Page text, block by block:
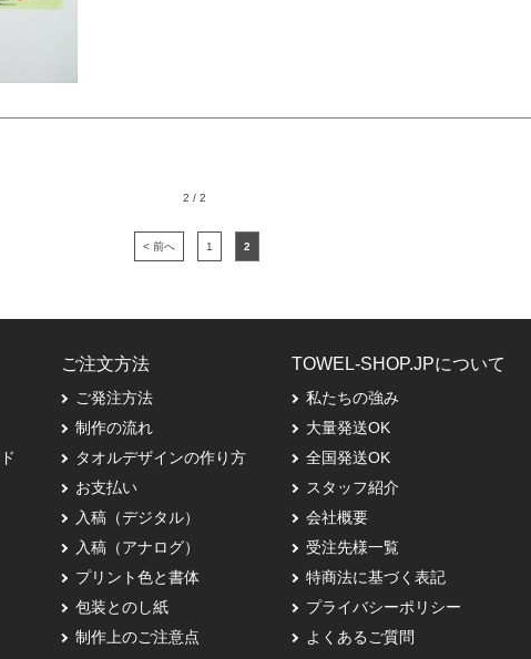
2 / 2
< 前へ 1 2
ご注文方法
ご発注方法
制作の流れ
タオルデザインの作り方
お支払い
入稿（デジタル）
入稿（アナログ）
プリント色と書体
包装とのし紙
制作上のご注意点
TOWEL-SHOP.JPについて
私たちの強み
大量発送OK
全国発送OK
スタッフ紹介
会社概要
受注先様一覧
特商法に基づく表記
プライバシーポリシー
よくあるご質問